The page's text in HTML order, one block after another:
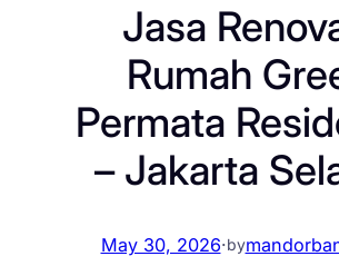
Jasa
Rumah
Permata
– Jakarta
May 30, 2026·by